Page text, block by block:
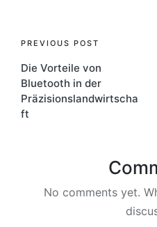
Post
navigation
PREVIOUS POST
Die Vorteile von
Bluetooth in der
Präzisionslandwirtscha
ft
No comments yet.